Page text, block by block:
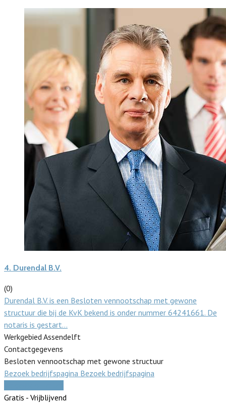
4. Durendal B.V.
(0)
Durendal B.V. is een Besloten vennootschap met gewone
structuur die bij de KvK bekend is onder nummer 64241661. De
notaris is gestart…
Werkgebied Assendelft
Contactgegevens
Besloten vennootschap met gewone structuur
Bezoek bedrijfspagina Bezoek bedrijfspagina
Gratis - Vrijblijvend